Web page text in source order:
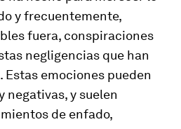
y frecuentemente,
fuera, conspiraciones
negligencias que han
Estas emociones pueden
negativas, y suelen
de enfado,